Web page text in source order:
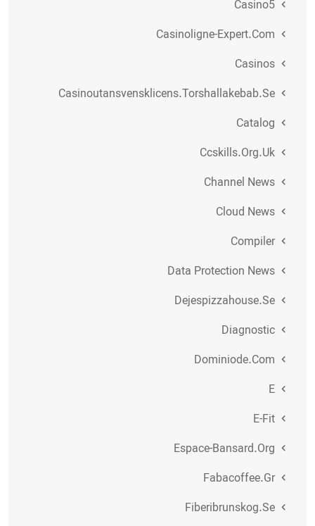
Casino5
Casinoligne-Expert.com
Casinos
Casinoutansvensklicens.torshallakebab.se
Catalog
Ccskills.org.uk
Channel News
Cloud News
Compiler
Data Protection News
Dejespizzahouse.se
Diagnostic
Dominiode.com
E
E-Fit
Espace-Bansard.org
Fabacoffee.gr
Fiberibrunskog.se